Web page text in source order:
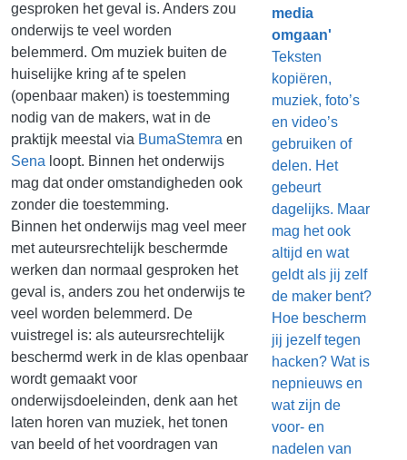
gesproken het geval is. Anders zou
onderwijs te veel worden
belemmerd. Om muziek buiten de
huiselijke kring af te spelen
(openbaar maken) is toestemming
nodig van de makers, wat in de
praktijk meestal via BumaStemra en
Sena loopt. Binnen het onderwijs
mag dat onder omstandigheden ook
zonder die toestemming.
Binnen het onderwijs mag veel meer
met auteursrechtelijk beschermde
werken dan normaal gesproken het
geval is, anders zou het onderwijs te
veel worden belemmerd. De
vuistregel is: als auteursrechtelijk
beschermd werk in de klas openbaar
wordt gemaakt voor
onderwijsdoeleinden, denk aan het
laten horen van muziek, het tonen
van beeld of het voordragen van
media
omgaan'
Teksten
kopiëren,
muziek, foto’s
en video’s
gebruiken of
delen. Het
gebeurt
dagelijks. Maar
mag het ook
altijd en wat
geldt als jij zelf
de maker bent?
Hoe bescherm
jij jezelf tegen
hacken? Wat is
nepnieuws en
wat zijn de
voor- en
nadelen van